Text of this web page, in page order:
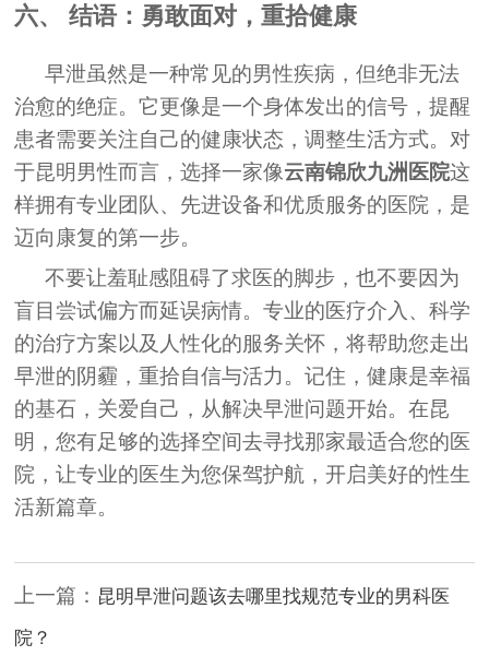
六、 结语：勇敢面对，重拾健康
早泄虽然是一种常见的男性疾病，但绝非无法
治愈的绝症。它更像是一个身体发出的信号，提醒
患者需要关注自己的健康状态，调整生活方式。对
于昆明男性而言，选择一家像云南锦欣九洲医院这
样拥有专业团队、先进设备和优质服务的医院，是
迈向康复的第一步。
不要让羞耻感阻碍了求医的脚步，也不要因为
盲目尝试偏方而延误病情。专业的医疗介入、科学
的治疗方案以及人性化的服务关怀，将帮助您走出
早泄的阴霾，重拾自信与活力。记住，健康是幸福
的基石，关爱自己，从解决早泄问题开始。在昆
明，您有足够的选择空间去寻找那家最适合您的医
院，让专业的医生为您保驾护航，开启美好的性生
活新篇章。
上一篇： 昆明早泄问题该去哪里找规范专业的男科医
院？